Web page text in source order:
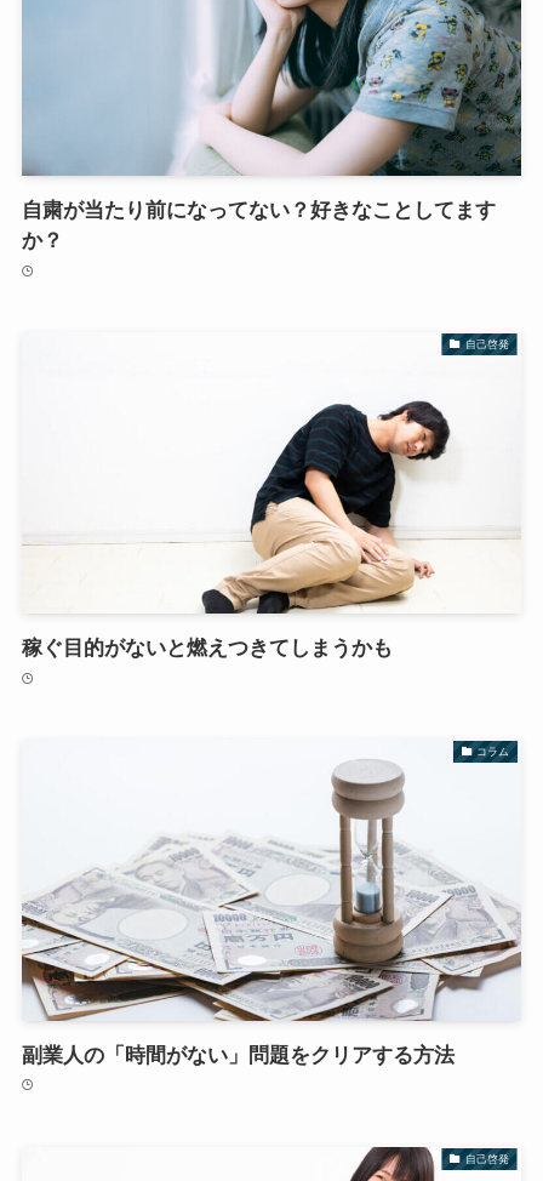
自粛が当たり前になってない？好きなことしてます
か？
自己啓発
稼ぐ目的がないと燃えつきてしまうかも
コラム
副業人の「時間がない」問題をクリアする方法
自己啓発